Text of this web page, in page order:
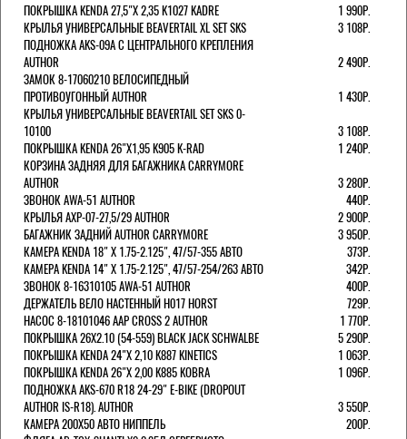
ПОКРЫШКА KENDA 27,5"Х 2,35 K1027 KADRE
1 990Р.
КРЫЛЬЯ УНИВЕРСАЛЬНЫЕ BEAVERTAIL XL SET SKS
3 108Р.
ПОДНОЖКА AKS-09A C ЦЕНТРАЛЬНОГО КРЕПЛЕНИЯ
AUTHOR
2 490Р.
ЗАМОК 8-17060210 ВЕЛОСИПЕДНЫЙ
ПРОТИВОУГОННЫЙ AUTHOR
1 430Р.
КРЫЛЬЯ УНИВЕРСАЛЬНЫЕ BEAVERTAIL SET SKS 0-
10100
3 108Р.
ПОКРЫШКА KENDA 26"Х1,95 K905 K-RAD
1 240Р.
КОРЗИНА ЗАДНЯЯ ДЛЯ БАГАЖНИКА CARRYMORE
AUTHOR
3 280Р.
ЗВОНОК AWA-51 AUTHOR
440Р.
КРЫЛЬЯ AXP-07-27,5/29 AUTHOR
2 900Р.
БАГАЖНИК ЗАДНИЙ AUTHOR CARRYMORE
3 950Р.
КАМЕРА KENDA 18" Х 1.75-2.125", 47/57-355 АВТО
373Р.
КАМЕРА KENDA 14" Х 1.75-2.125", 47/57-254/263 АВТО
342Р.
ЗВОНОК 8-16310105 AWA-51 AUTHOR
400Р.
ДЕРЖАТЕЛЬ ВЕЛО НАСТЕННЫЙ H017 HORST
729Р.
НАСОС 8-18101046 AAP CROSS 2 AUTHOR
1 770Р.
ПОКРЫШКА 26X2.10 (54-559) BLACK JACK SCHWALBE
5 290Р.
ПОКРЫШКА KENDA 24"Х 2,10 K887 KINETICS
1 063Р.
ПОКРЫШКА KENDA 26"Х 2,00 K885 KOBRA
1 096Р.
ПОДНОЖКА AKS-670 R18 24-29" E-BIKE (DROPOUT
AUTHOR IS-R18). AUTHOR
3 550Р.
КАМЕРА 200Х50 АВТО НИППЕЛЬ
200Р.